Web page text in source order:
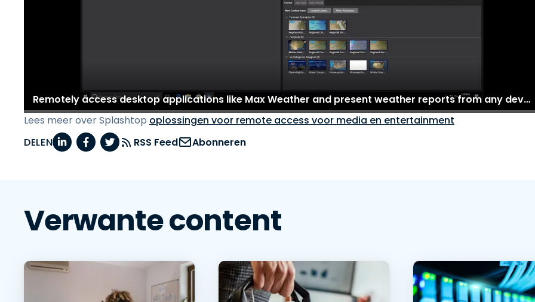
Remotely access desktop applications like Max Weather and present weather reports from any device.
Lees meer over Splashtop oplossingen voor remote access voor media en entertainment
DELEN
RSS Feed Abonneren
Verwante content